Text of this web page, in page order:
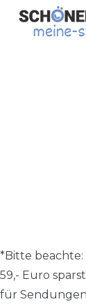
*Bitte beachte:
59,- Euro
für